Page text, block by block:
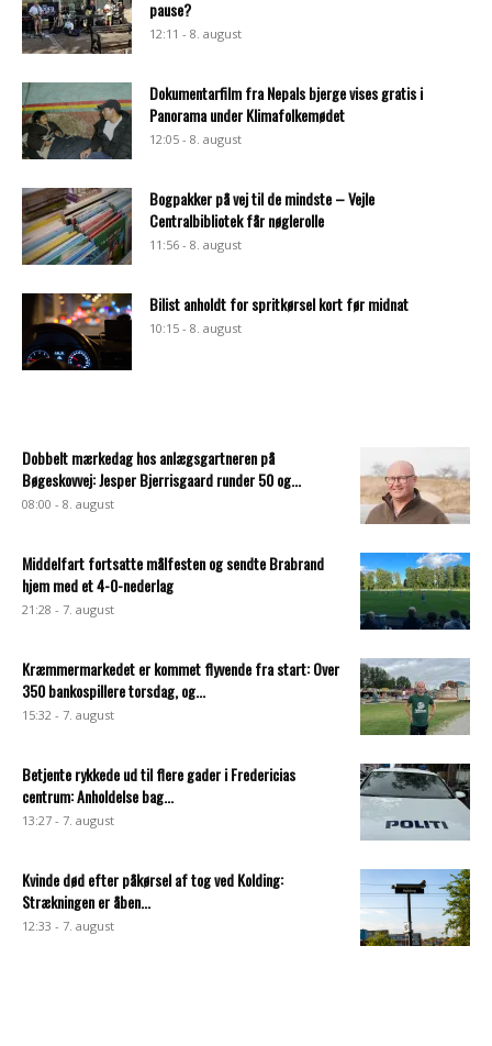
pause?
12:11 - 8. august
Dokumentarfilm fra Nepals bjerge vises gratis i
Panorama under Klimafolkemødet
12:05 - 8. august
Bogpakker på vej til de mindste – Vejle
Centralbibliotek får nøglerolle
11:56 - 8. august
Bilist anholdt for spritkørsel kort før midnat
10:15 - 8. august
Dobbelt mærkedag hos anlægsgartneren på
Bøgeskovvej: Jesper Bjerrisgaard runder 50 og...
08:00 - 8. august
Middelfart fortsatte målfesten og sendte Brabrand
hjem med et 4-0-nederlag
21:28 - 7. august
Kræmmermarkedet er kommet flyvende fra start: Over
350 bankospillere torsdag, og...
15:32 - 7. august
Betjente rykkede ud til flere gader i Fredericias
centrum: Anholdelse bag...
13:27 - 7. august
Kvinde død efter påkørsel af tog ved Kolding:
Strækningen er åben...
12:33 - 7. august